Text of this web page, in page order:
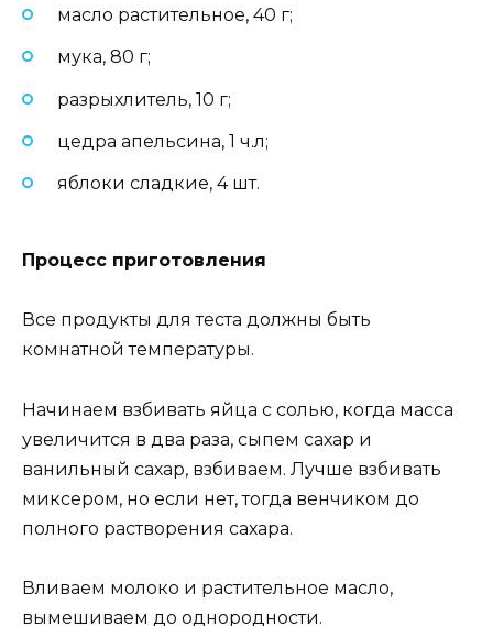
масло растительное, 40 г;
мука, 80 г;
разрыхлитель, 10 г;
цедра апельсина, 1 ч.л;
яблоки сладкие, 4 шт.
Процесс приготовления
Все продукты для теста должны быть
комнатной температуры.
Начинаем взбивать яйца с солью, когда масса
увеличится в два раза, сыпем сахар и
ванильный сахар, взбиваем. Лучше взбивать
миксером, но если нет, тогда венчиком до
полного растворения сахара.
Вливаем молоко и растительное масло,
вымешиваем до однородности.